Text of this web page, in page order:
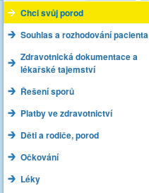
Chci svůj porod
Souhlas a rozhodování pacienta
Zdravotnická dokumentace a
lékařské tajemství
Řešení sporů
Platby ve zdravotnictví
Děti a rodiče, porod
Očkování
Léky